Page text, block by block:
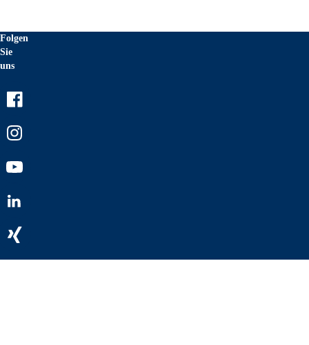
Folgen
Sie
uns
Youtube